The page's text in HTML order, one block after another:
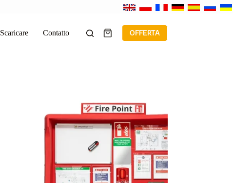
Scaricare Contatto Carrello OFFERTA